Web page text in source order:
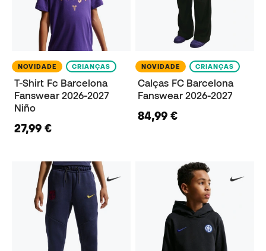
NOVIDADE CRIANÇAS
T-Shirt Fc Barcelona
Fanswear 2026-2027
Niño
27,99 €
NOVIDADE CRIANÇAS
Calças FC Barcelona
Fanswear 2026-2027
84,99 €